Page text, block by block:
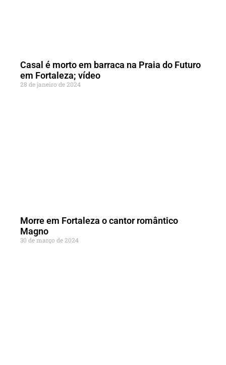
Casal é morto em barraca na Praia do Futuro
em Fortaleza; vídeo
28 de janeiro de 2024
Morre em Fortaleza o cantor romântico
Magno
30 de março de 2024